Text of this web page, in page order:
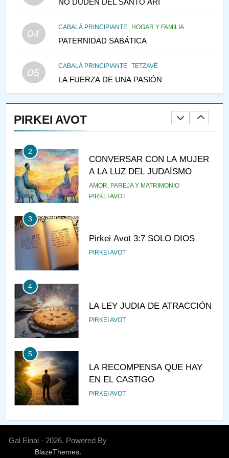
NO DUDEN DEL SANTO ARI
04
CABALÁ PRINCIPIANTE HOGAR Y FAMILIA
PATERNIDAD SABÁTICA
05
CABALÁ PRINCIPIANTE TETZAVÉ
LA FUERZA DE UNA PASIÓN
PIRKEI AVOT
VEAMOS ¿POR QUÉ
IEHOSHÚA? Y LA QUEJA DE
1
RAZI ¿QUIÉN ES SABIO?
2
CONVERSAR CON LA MUJER
A LA LUZ DEL JUDAÍSMO
AMOR, PAREJA Y MATRIMONIO
PIRKEI AVOT
3
Pirkei Avot 3:7 SOLO DIOS
PIRKEI AVOT
4
LA LEY JUDIA DE ATRACCIÓN
PIRKEI AVOT
5
LA RECOMPENSA QUE HAY
EN EL CASTIGO
PIRKEI AVOT
6
¿DE DÓNDE VIENES?
Gal Einai - 2026. Powered By
BlazeThemes.